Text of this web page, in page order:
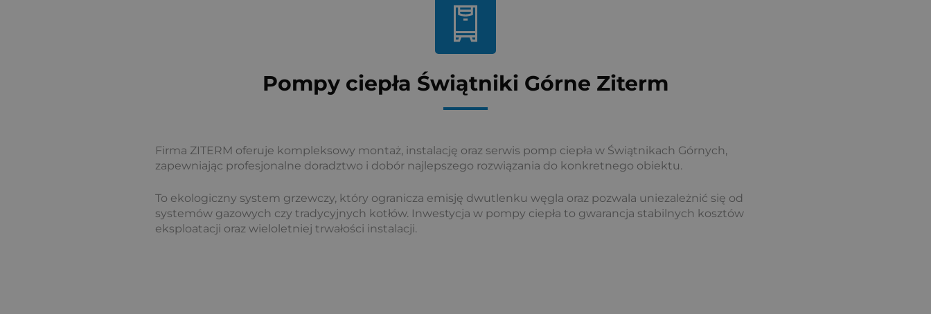
Pompy ciepła Świątniki Górne Ziterm
Firma ZITERM oferuje kompleksowy montaż, instalację oraz serwis pomp ciepła w Świątnikach Górnych,
zapewniając profesjonalne doradztwo i dobór najlepszego rozwiązania do konkretnego obiektu.
To ekologiczny system grzewczy, który ogranicza emisję dwutlenku węgla oraz pozwala uniezależnić się od
systemów gazowych czy tradycyjnych kotłów. Inwestycja w pompy ciepła to gwarancja stabilnych kosztów
eksploatacji oraz wieloletniej trwałości instalacji.